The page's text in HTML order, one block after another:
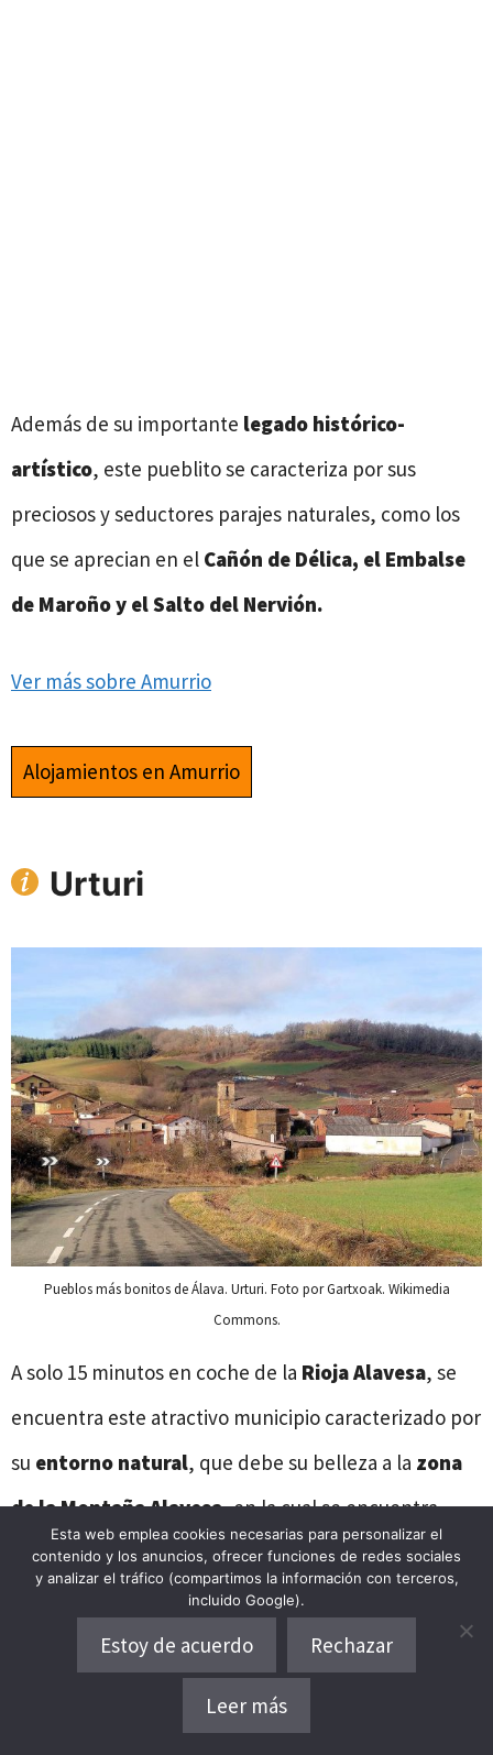
Además de su importante legado histórico-
artístico, este pueblito se caracteriza por sus
preciosos y seductores parajes naturales, como los
que se aprecian en el Cañón de Délica, el Embalse
de Maroño y el Salto del Nervión.
Ver más sobre Amurrio
Alojamientos en Amurrio
Urturi
Pueblos más bonitos de Álava. Urturi. Foto por Gartxoak. Wikimedia
Commons.
A solo 15 minutos en coche de la Rioja Alavesa, se
encuentra este atractivo municipio caracterizado por
su entorno natural, que debe su belleza a la zona
de la Montaña Alavesa,en la cual se encuentra
ubicado.
municipio de Bernedo,Urturise sitúa dentro del
Parque Natural de Izki, entre los valles que forman
Esta web emplea cookies necesarias para personalizar el
contenido y los anuncios, ofrecer funciones de redes sociales
y analizar el tráfico (compartimos la información con terceros,
incluido Google).
Estoy de acuerdo Rechazar
Leer más